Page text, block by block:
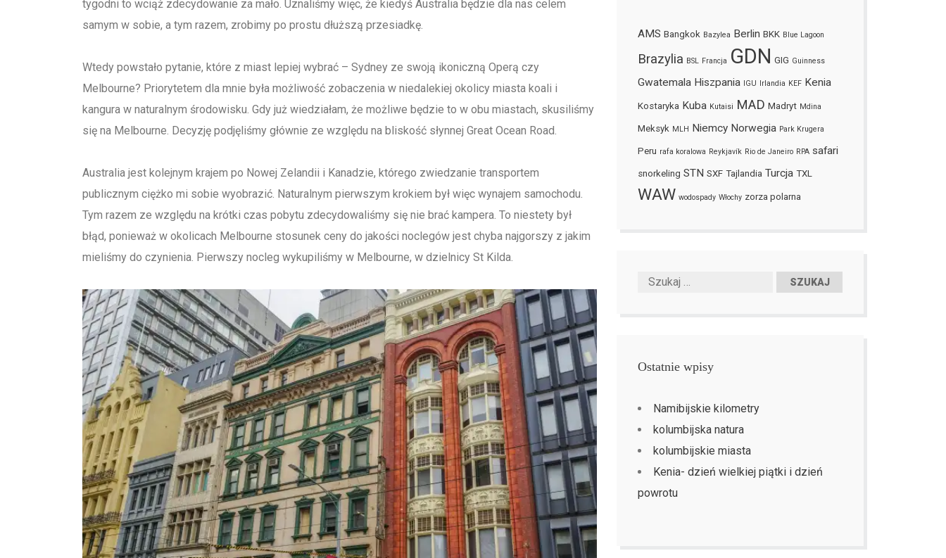
tygodni to wciąż zdecydowanie za mało. Uznaliśmy więc, że kiedyś Australia będzie dla nas celem
samym w sobie, a tym razem, zrobimy po prostu dłuższą przesiadkę.
Wtedy powstało pytanie, które z miast lepiej wybrać – Sydney ze swoją ikoniczną Operą czy
Melbourne? Priorytetem dla mnie była możliwość zobaczenia w niedalekiej okolicy miasta koali i
kangura w naturalnym środowisku. Gdy już wiedziałam, że możliwe będzie to w obu miastach, skusiliśmy
się na Melbourne. Decyzję podjęliśmy głównie ze względu na bliskość słynnej Great Ocean Road.
Australia jest kolejnym krajem po Nowej Zelandii i Kanadzie, którego zwiedzanie transportem
publicznym ciężko mi sobie wyobrazić. Naturalnym pierwszym krokiem był więc wynajem samochodu.
Tym razem ze względu na krótki czas pobytu zdecydowaliśmy się nie brać kampera. To niestety był
błąd, ponieważ w okolicach Melbourne stosunek ceny do jakości noclegów jest chyba najgorszy z jakim
mieliśmy do czynienia. Pierwszy nocleg wykupiliśmy w Melbourne, w dzielnicy St Kilda.
AMS Bangkok Bazylea Berlin BKK Blue Lagoon
Brazylia BSL Francja GDN GIG Guinness
Gwatemala Hiszpania IGU Irlandia KEF Kenia
Kostaryka Kuba Kutaisi MAD Madryt Mdina
Meksyk MLH Niemcy Norwegia Park Krugera
Peru rafa koralowa Reykjavík Rio de Janeiro RPA safari
snorkeling STN SXF Tajlandia Turcja TXL
WAW wodospady Włochy zorza polarna
Ostatnie wpisy
Namibijskie kilometry
kolumbijska natura
kolumbijskie miasta
Kenia- dzień wielkiej piątki i dzień
powrotu